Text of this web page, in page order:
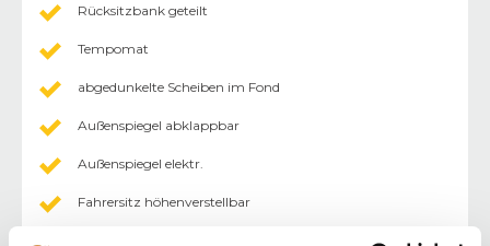
Rücksitzbank geteilt
Tempomat
abgedunkelte Scheiben im Fond
Außenspiegel abklappbar
Außenspiegel elektr.
Fahrersitz höhenverstellbar